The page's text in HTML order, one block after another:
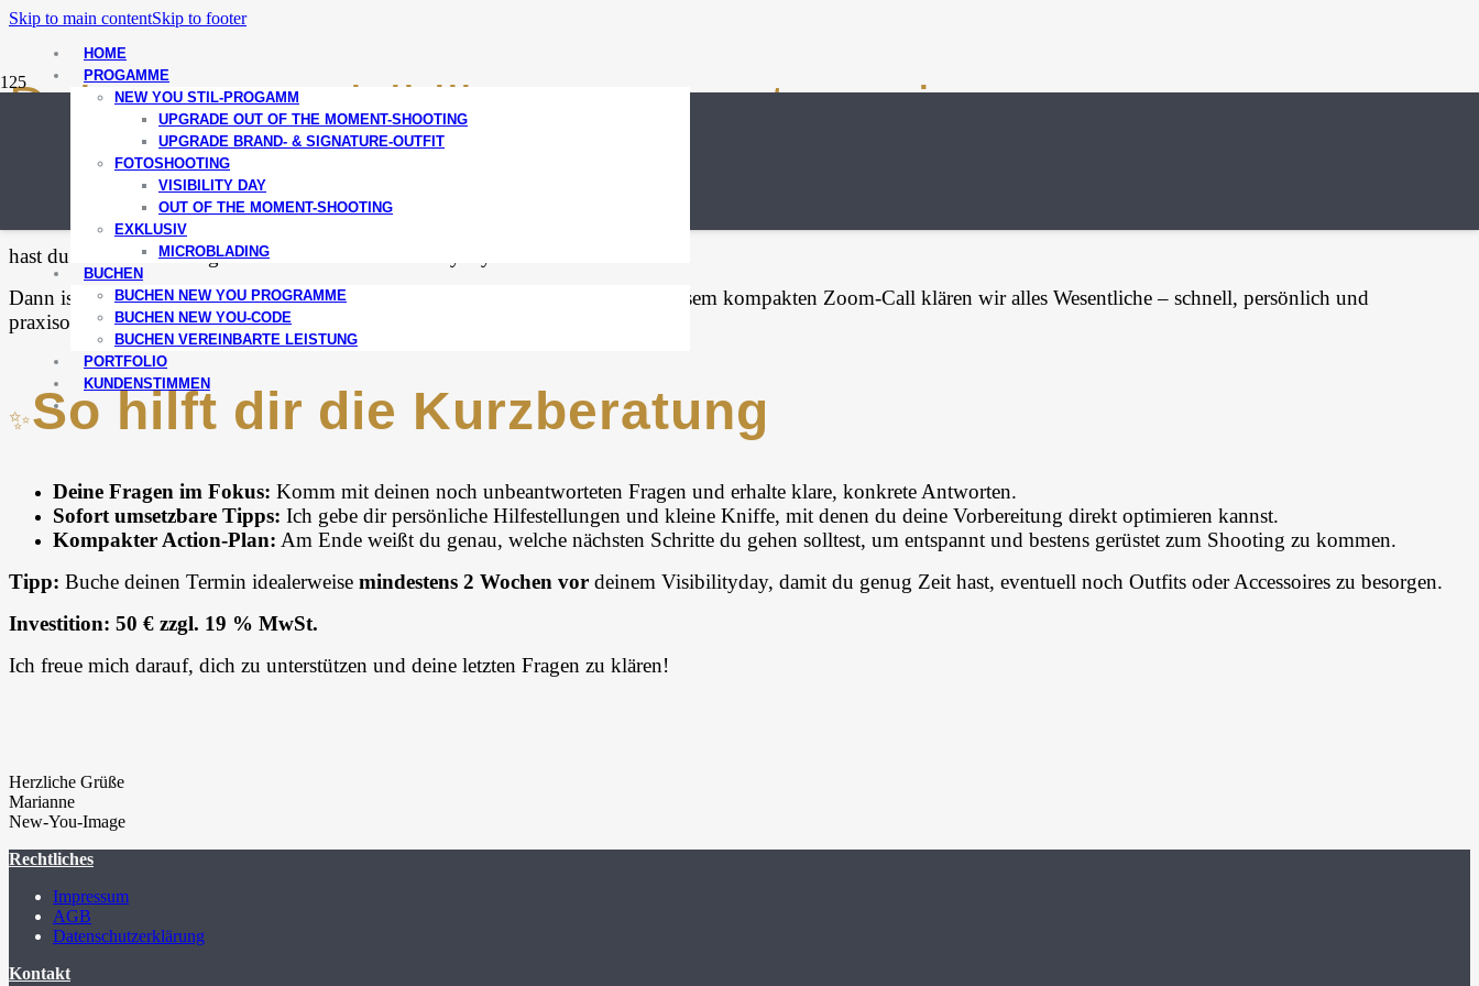
Skip to main contentSkip to footer
HOME
PROGAMME
NEW YOU STIL-PROGAMM
UPGRADE OUT OF THE MOMENT-SHOOTING
UPGRADE BRAND- & SIGNATURE-OUTFIT
FOTOSHOOTING
VISIBILITY DAY
OUT OF THE MOMENT-SHOOTING
EXKLUSIV
MICROBLADING
BUCHEN
BUCHEN NEW YOU PROGRAMME
BUCHEN NEW YOU-CODE
BUCHEN VEREINBARTE LEISTUNG
PORTFOLIO
KUNDENSTIMMEN
Dein BASISVisibility-Day Zusatzservice
Hallo liebe Up-Lifterin,
hast du noch offene Fragen rund um deinen Visibilityday?
Dann ist meine1:1 Kurzberatung (20 Min)
genau das Richtige für dich! In diesem kompakten Zoom-Call klären wir alles Wesentliche – schnell, persönlich und
praxisorientiert.
✨So hilft dir die Kurzberatung
Deine Fragen im Fokus: Komm mit deinen noch unbeantworteten Fragen und erhalte klare, konkrete Antworten.
Sofort umsetzbare Tipps: Ich gebe dir persönliche Hilfestellungen und kleine Kniffe, mit denen du deine Vorbereitung direkt optimieren kannst.
Kompakter Action-Plan: Am Ende weißt du genau, welche nächsten Schritte du gehen solltest, um entspannt und bestens gerüstet zum Shooting zu kommen.
Tipp: Buche deinen Termin idealerweise mindestens 2 Wochen vor deinem Visibilityday, damit du genug Zeit hast, eventuell noch Outfits oder Accessoires zu besorgen.
Investition: 50 € zzgl. 19 % MwSt.
Ich freue mich darauf, dich zu unterstützen und deine letzten Fragen zu klären!
Herzliche Grüße
Marianne
New-You-Image
Rechtliches
Impressum
AGB
Datenschutzerklärung
Kontakt